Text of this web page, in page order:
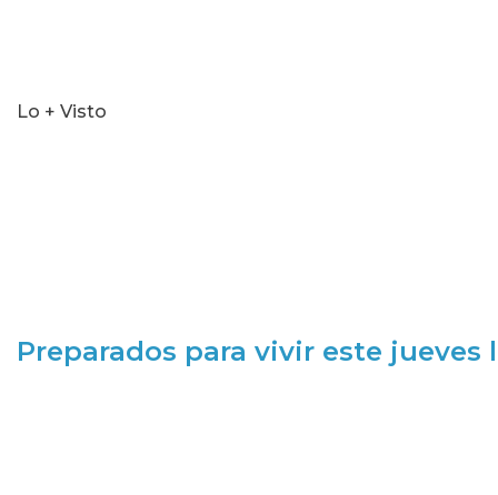
Lo + Visto
Preparados para vivir este jueves